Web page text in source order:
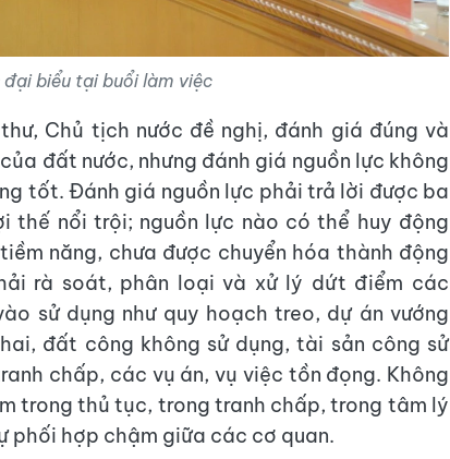
đại biểu tại buổi làm việc
Chủ tịch nước đề nghị, đánh giá đúng và
đất nước, nhưng đánh giá nguồn lực không
tốt. Đánh giá nguồn lực phải trả lời được ba
thế nổi trội; nguồn lực nào có thể huy động
năng, chưa được chuyển hóa thành động
rà soát, phân loại và xử lý dứt điểm các
sử dụng như quy hoạch treo, dự án vướng
đất công không sử dụng, tài sản công sử
chấp, các vụ án, vụ việc tồn đọng. Không
trong thủ tục, trong tranh chấp, trong tâm lý
phối hợp chậm giữa các cơ quan.